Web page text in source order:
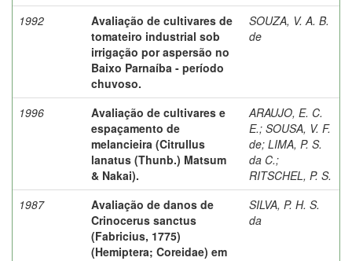
1992
Avaliação de cultivares de
tomateiro industrial sob
irrigação por aspersão no
Baixo Parnaíba - período
chuvoso.
SOUZA, V. A. B.
de
1996
Avaliação de cultivares e
espaçamento de
melancieira (Citrullus
lanatus (Thunb.) Matsum
& Nakai).
ARAUJO, E. C.
E.; SOUSA, V. F.
de; LIMA, P. S.
da C.;
RITSCHEL, P. S.
1987
Avaliação de danos de
Crinocerus sanctus
(Fabricius, 1775)
(Hemiptera; Coreidae) em
SILVA, P. H. S.
da